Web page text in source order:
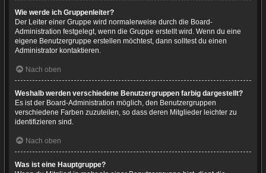
Wie werde ich Gruppenleiter?
Der Leiter einer Gruppe wird normalerweise durch die Board-
Administration festgelegt, wenn die Gruppe erstellt wird. Wenn du eine
eigene Benutzergruppe erstellen möchtest, dann solltest du einen
Administrator kontaktieren.
Nach oben
Weshalb werden verschiedene Benutzergruppen farbig dargestellt?
Es ist der Board-Administration möglich, den Benutzergruppen
verschiedene Farben zuzuteilen, so dass deren Mitglieder leichter zu
identifizieren sind.
Nach oben
Was ist eine Hauptgruppe?